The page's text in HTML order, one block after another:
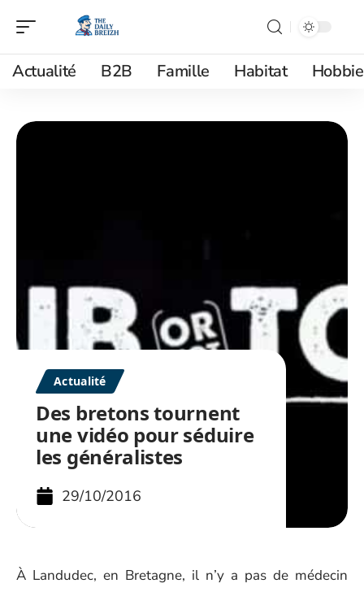
Actualité B2B Famille Habitat
Actualité
Des bretons tournent
une vidéo pour séduire
les généralistes
29/10/2016
À Landudec, en Bretagne, il n’y a pas de médecin